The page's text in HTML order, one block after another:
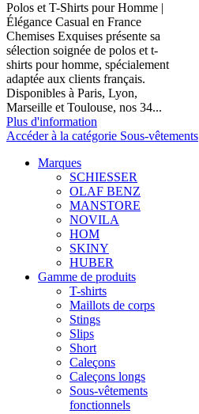
Polos et T-Shirts pour Homme |
Élégance Casual en France
Chemises Exquises présente sa
sélection soignée de polos et t-
shirts pour homme, spécialement
adaptée aux clients français.
Disponibles à Paris, Lyon,
Marseille et Toulouse, nos 34...
Plus d'information
Accéder à la catégorie Sous-vêtements
Marques
SCHIESSER
OLAF BENZ
MANSTORE
NOVILA
HOM
SKINY
HUBER
Gamme de produits
T-shirts
Maillots de corps
Stings
Slips
Short
Caleçons
Caleçons longs
Sous-vêtements
fonctionnels